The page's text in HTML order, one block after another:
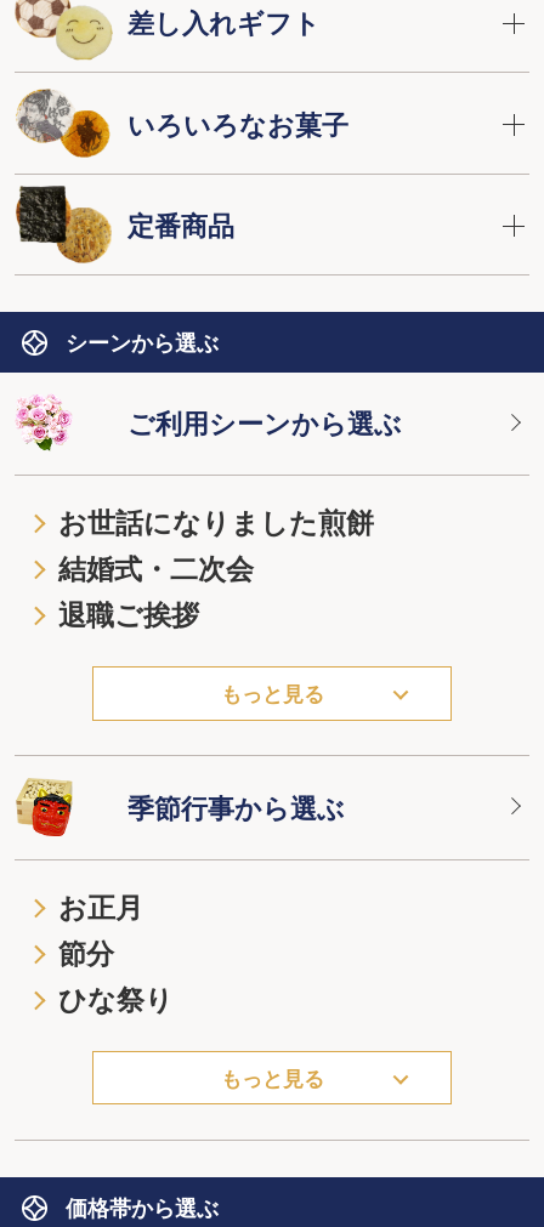
差し入れギフト
いろいろなお菓子
定番商品
シーンから選ぶ
ご利用シーンから選ぶ
お世話になりました煎餅
結婚式・二次会
退職ご挨拶
もっと見る
季節行事から選ぶ
お正月
節分
ひな祭り
もっと見る
価格帯から選ぶ